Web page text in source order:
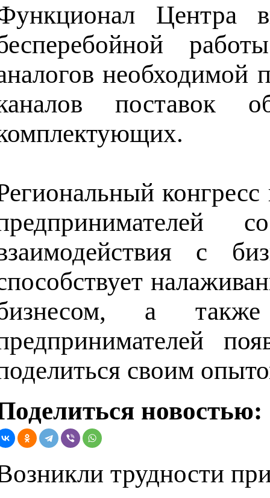
Центра
необходимой
поставок
с
а
своим
новостью:
трудности